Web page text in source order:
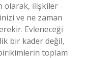
olarak, ilişkiler
ve ne zaman
Evleneceği
bir kader değil,
toplam